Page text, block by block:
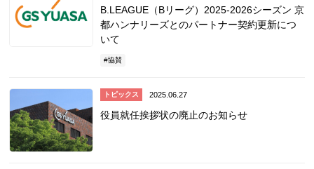
B.LEAGUE（Bリーグ）2025-2026シーズン 京
都ハンナリーズとのパートナー契約更新につ
いて
協賛
トピックス 2025.06.27
役員就任挨拶状の廃止のお知らせ